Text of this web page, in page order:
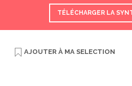
TÉLÉCHARGER LA
AJOUTER À MA SELECTION